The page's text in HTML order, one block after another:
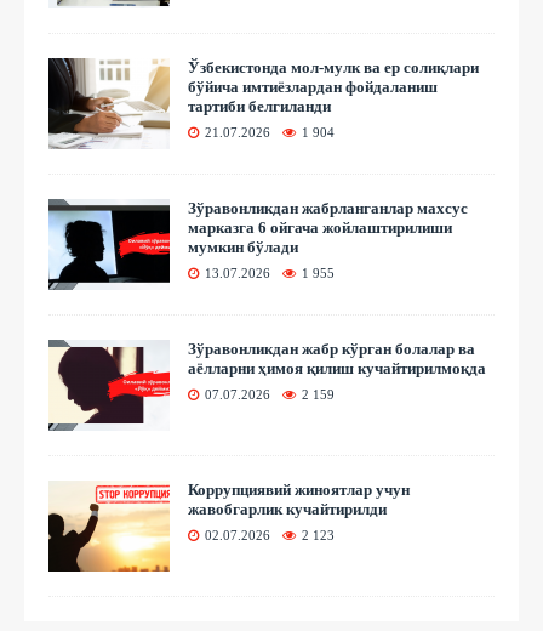
Ўзбекистонда мол-мулк ва ер солиқлари
бўйича имтиёзлардан фойдаланиш
тартиби белгиланди
21.07.2026 1 904
Зўравонликдан жабрланганлар махсус
марказга 6 ойгача жойлаштирилиши
мумкин бўлади
13.07.2026 1 955
Зўравонликдан жабр кўрган болалар ва
аёлларни ҳимоя қилиш кучайтирилмоқда
07.07.2026 2 159
Коррупциявий жиноятлар учун
жавобгарлик кучайтирилди
02.07.2026 2 123